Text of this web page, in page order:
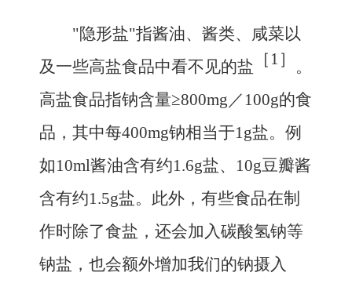
"隐形盐"指酱油、酱类、咸菜以
及一些高盐食品中看不见的盐 ［1］ 。
高盐食品指钠含量≥800mg／100g的食
品，其中每400mg钠相当于1g盐。例
如10ml酱油含有约1.6g盐、10g豆瓣酱
含有约1.5g盐。此外，有些食品在制
作时除了食盐，还会加入碳酸氢钠等
钠盐，也会额外增加我们的钠摄入